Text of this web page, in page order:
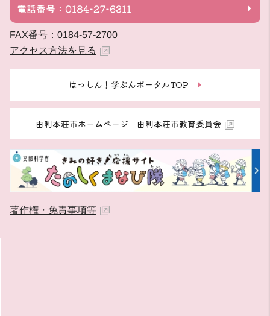
電話番号：0184-27-6311
FAX番号：0184-57-2700
アクセス方法を見る
はっしん！学ぶんポータルTOP
由利本荘市ホームページ 由利本荘市教育委員会
著作権・免責事項等